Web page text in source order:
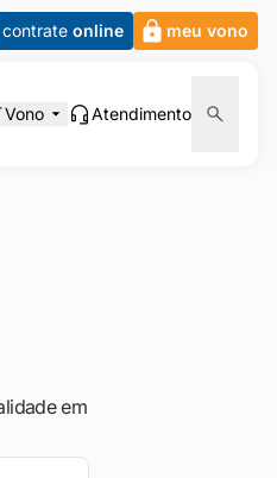
contrate online meu vono
Vono Atendimento
em